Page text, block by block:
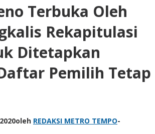
Terbuka Oleh
Rekapitulasi
Ditetapkan
Pemilih Tetap
oleh REDAKSI METRO TEMPO-